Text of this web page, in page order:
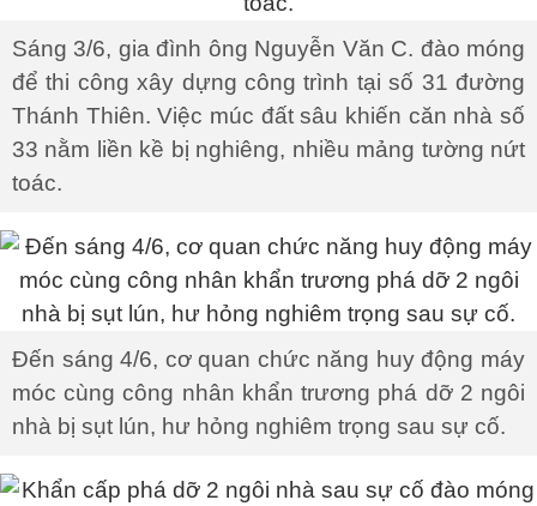
Sáng 3/6, gia đình ông Nguyễn Văn C. đào móng
để thi công xây dựng công trình tại số 31 đường
Thánh Thiên. Việc múc đất sâu khiến căn nhà số
33 nằm liền kề bị nghiêng, nhiều mảng tường nứt
toác.
Đến sáng 4/6, cơ quan chức năng huy động máy
móc cùng công nhân khẩn trương phá dỡ 2 ngôi
nhà bị sụt lún, hư hỏng nghiêm trọng sau sự cố.